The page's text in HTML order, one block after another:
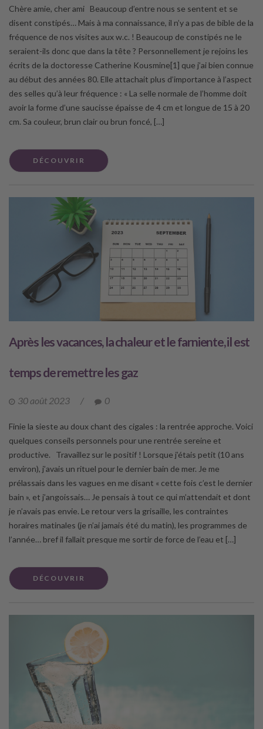
Chère amie, cher ami Beaucoup d’entre nous se sentent et se
disent constipés… Mais à ma connaissance, il n’y a pas de bible de la
fréquence de nos visites aux w.c. ! Beaucoup de constipés ne le
seraient-ils donc que dans la tête ? Personnellement je rejoins les
écrits de la doctoresse Catherine Kousmine[1] que j’ai bien connue
au début des années 80. Elle attachait plus d’importance à l’aspect
des selles qu’à leur fréquence : « La selle normale de l’homme doit
avoir la forme d’une saucisse épaisse de 4 cm et longue de 15 à 20
cm. Sa couleur, brun clair ou brun foncé, […]
DÉCOUVRIR
Après les vacances, la chaleur et le farniente, il est
temps de remettre les gaz
30 août 2023 / 0
Finie la sieste au doux chant des cigales : la rentrée approche. Voici
quelques conseils personnels pour une rentrée sereine et
productive. Travaillez sur le positif ! Lorsque j’étais petit (10 ans
environ), j’avais un rituel pour le dernier bain de mer. Je me
prélassais dans les vagues en me disant « cette fois c’est le dernier
bain », et j’angoissais… Je pensais à tout ce qui m’attendait et dont
je n’avais pas envie. Le retour vers la grisaille, les contraintes
horaires matinales (je n’ai jamais été du matin), les programmes de
l’année… bref il fallait presque me sortir de force de l’eau et […]
DÉCOUVRIR